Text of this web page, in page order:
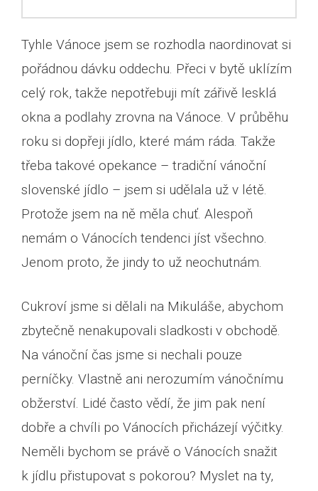
Tyhle Vánoce jsem se rozhodla naordinovat si
pořádnou dávku oddechu. Přeci v bytě uklízím
celý rok, takže nepotřebuji mít zářivě lesklá
okna a podlahy zrovna na Vánoce. V průběhu
roku si dopřeji jídlo, které mám ráda. Takže
třeba takové opekance – tradiční vánoční
slovenské jídlo – jsem si udělala už v létě.
Protože jsem na ně měla chuť. Alespoň
nemám o Vánocích tendenci jíst všechno.
Jenom proto, že jindy to už neochutnám.
Cukroví jsme si dělali na Mikuláše, abychom
zbytečně nenakupovali sladkosti v obchodě.
Na vánoční čas jsme si nechali pouze
perníčky. Vlastně ani nerozumím vánočnímu
obžerství. Lidé často vědí, že jim pak není
dobře a chvíli po Vánocích přicházejí výčitky.
Neměli bychom se právě o Vánocích snažit
k jídlu přistupovat s pokorou? Myslet na ty,